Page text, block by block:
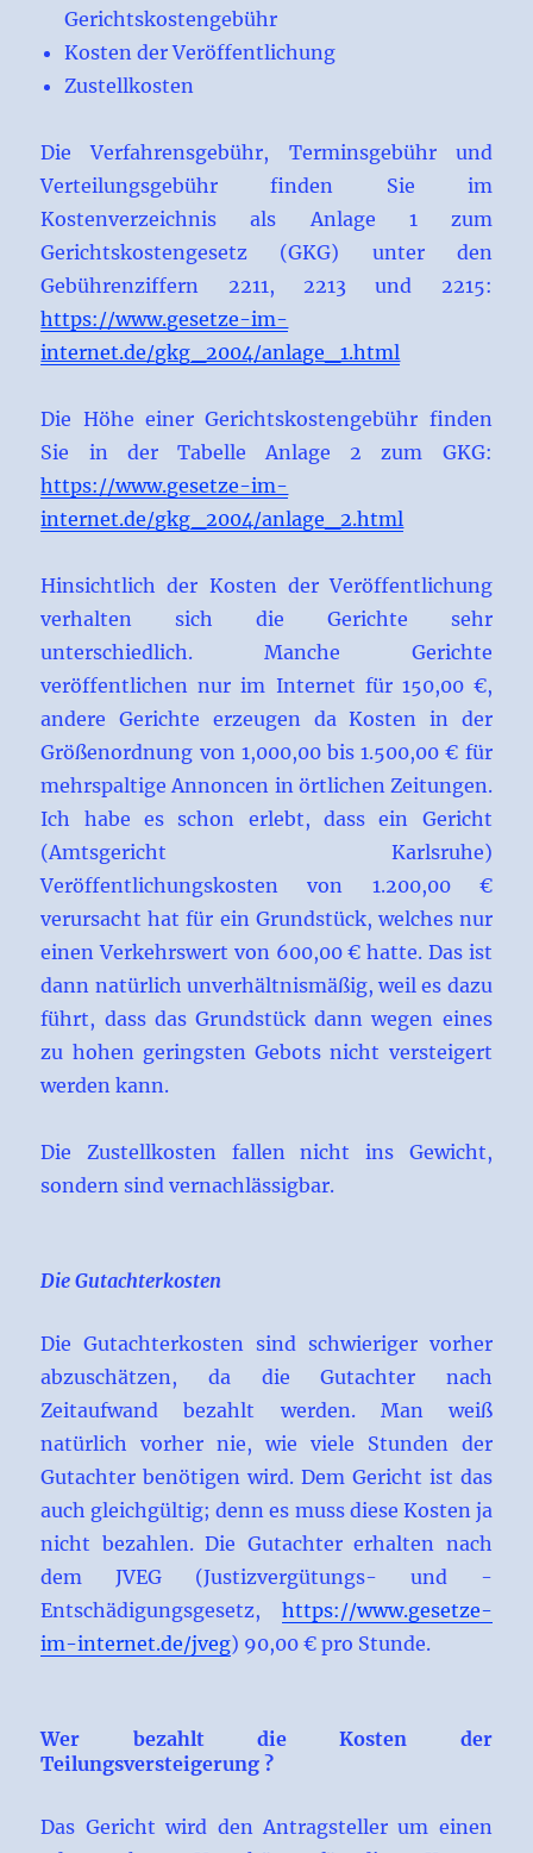
Gerichtskostengebühr
Kosten der Veröffentlichung
Zustellkosten
Die Verfahrensgebühr, Terminsgebühr und
Verteilungsgebühr finden Sie im
Kostenverzeichnis als Anlage 1 zum
Gerichtskostengesetz (GKG) unter den
Gebührenziffern 2211, 2213 und 2215:
https://www.gesetze-im-
internet.de/gkg_2004/anlage_1.html
Die Höhe einer Gerichtskostengebühr finden
Sie in der Tabelle Anlage 2 zum GKG:
https://www.gesetze-im-
internet.de/gkg_2004/anlage_2.html
Hinsichtlich der Kosten der Veröffentlichung
verhalten sich die Gerichte sehr
unterschiedlich. Manche Gerichte
veröffentlichen nur im Internet für 150,00 €,
andere Gerichte erzeugen da Kosten in der
Größenordnung von 1,000,00 bis 1.500,00 € für
mehrspaltige Annoncen in örtlichen Zeitungen.
Ich habe es schon erlebt, dass ein Gericht
(Amtsgericht Karlsruhe)
Veröffentlichungskosten von 1.200,00 €
verursacht hat für ein Grundstück, welches nur
einen Verkehrswert von 600,00 € hatte. Das ist
dann natürlich unverhältnismäßig, weil es dazu
führt, dass das Grundstück dann wegen eines
zu hohen geringsten Gebots nicht versteigert
werden kann.
Die Zustellkosten fallen nicht ins Gewicht,
sondern sind vernachlässigbar.
Die Gutachterkosten
Die Gutachterkosten sind schwieriger vorher
abzuschätzen, da die Gutachter nach
Zeitaufwand bezahlt werden. Man weiß
natürlich vorher nie, wie viele Stunden der
Gutachter benötigen wird. Dem Gericht ist das
auch gleichgültig; denn es muss diese Kosten ja
nicht bezahlen. Die Gutachter erhalten nach
dem JVEG (Justizvergütungs- und -
Entschädigungsgesetz, https://www.gesetze-
im-internet.de/jveg) 90,00 € pro Stunde.
Wer bezahlt die Kosten der
Teilungsversteigerung ?
Das Gericht wird den Antragsteller um einen